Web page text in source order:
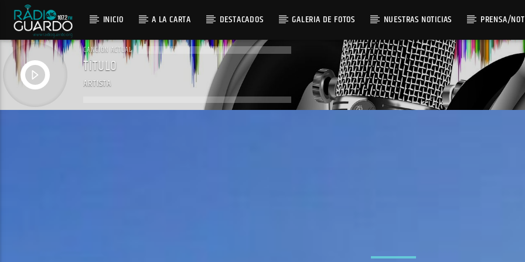
INICIO A LA CARTA DESTACADOS GALERIA DE FOTOS NUESTRAS NOTICIAS PRENSA/
CANCIÓN ACTUAL
TÍTULO
ARTISTA